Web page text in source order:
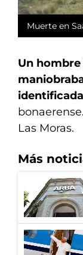
Muerte en
Un
Las Moras.
Más